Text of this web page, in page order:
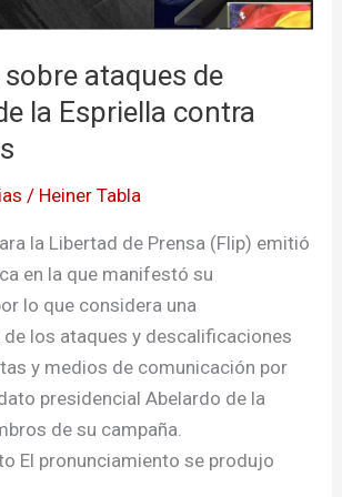
ataques de
la Espriella contra
/ Heiner Tabla
la Libertad de Prensa (Flip) emitió
en la que manifestó su
lo que considera una
los ataques y descalificaciones
y medios de comunicación por
presidencial Abelardo de la
de su campaña.
El pronunciamiento se produjo